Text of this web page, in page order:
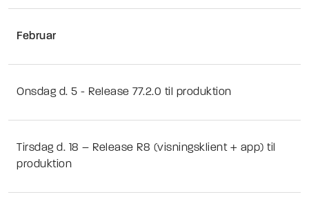
Februar
Onsdag d. 5 - Release 77.2.0 til produktion
Tirsdag d. 18 – Release R8 (visningsklient + app) til
produktion